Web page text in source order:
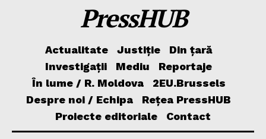
PressHUB
Actualitate Justiție
Din țară
Investigații
Mediu
Reportaje
În lume / R. Moldova
2EU.Brussels
Despre noi / Echipa
Rețea PressHUB
Proiecte editoriale
Contact